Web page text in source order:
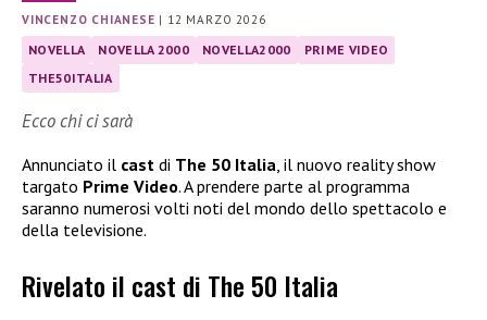
VINCENZO CHIANESE | 12 MARZO 2026
NOVELLA NOVELLA 2000 NOVELLA2000
PRIME VIDEO
THE50ITALIA
Ecco chi ci sarà
Annunciato il cast di The 50 Italia, il nuovo reality show
targato Prime Video. A prendere parte al programma
saranno numerosi volti noti del mondo dello spettacolo e
della televisione.
Rivelato il cast di The 50 Italia